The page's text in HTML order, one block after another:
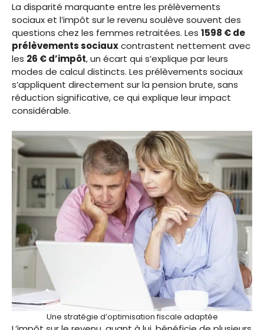
La disparité marquante entre les prélèvements
sociaux et l’impôt sur le revenu soulève souvent des
questions chez les femmes retraitées. Les 1598 € de
prélèvements sociauxcontrastent nettement avec
les 26 € d’impôt, un écart qui s’explique par leurs
modes de calcul distincts. Les prélèvements sociaux
s’appliquent directement sur la pension brute, sans
réduction significative, ce qui explique leur impact
considérable.
Une stratégie d’optimisation fiscale adaptée